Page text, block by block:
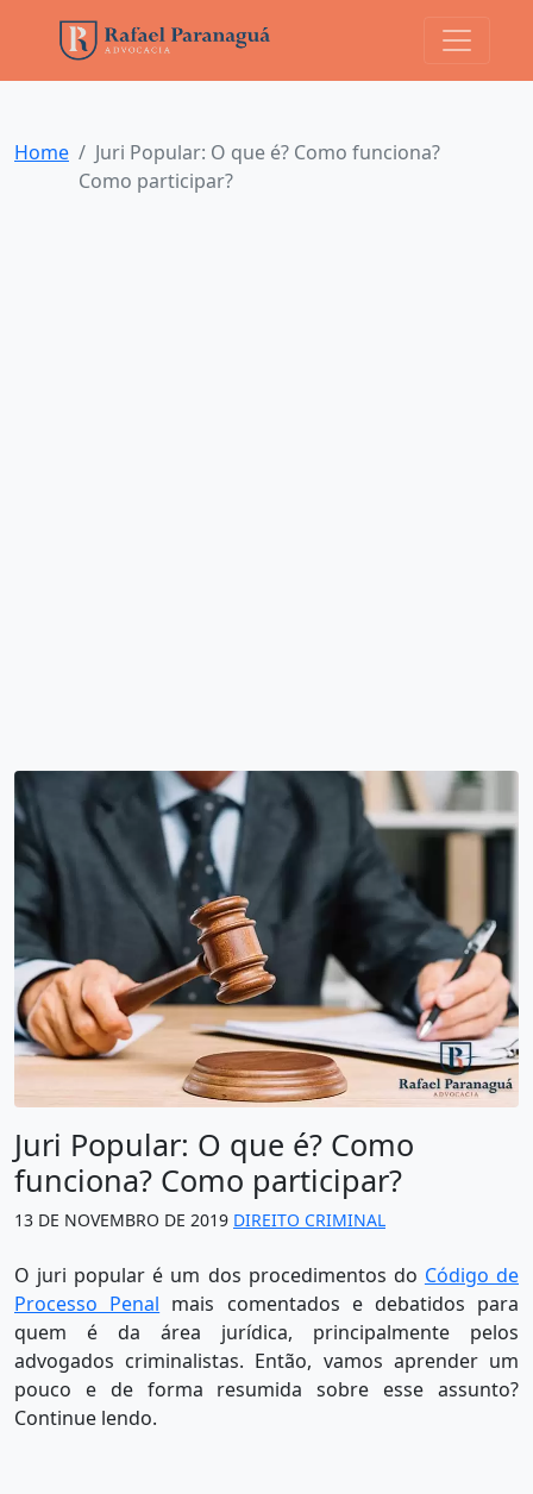
Home
Juri Popular: O que é? Como funciona?
Como participar?
Juri Popular: O que é? Como
funciona? Como participar?
13 DE NOVEMBRO DE 2019 DIREITO CRIMINAL
O juri popular é um dos procedimentos do Código de
Processo Penal mais comentados e debatidos para
quem é da área jurídica, principalmente pelos
advogados criminalistas. Então, vamos aprender um
pouco e de forma resumida sobre esse assunto?
Continue lendo.